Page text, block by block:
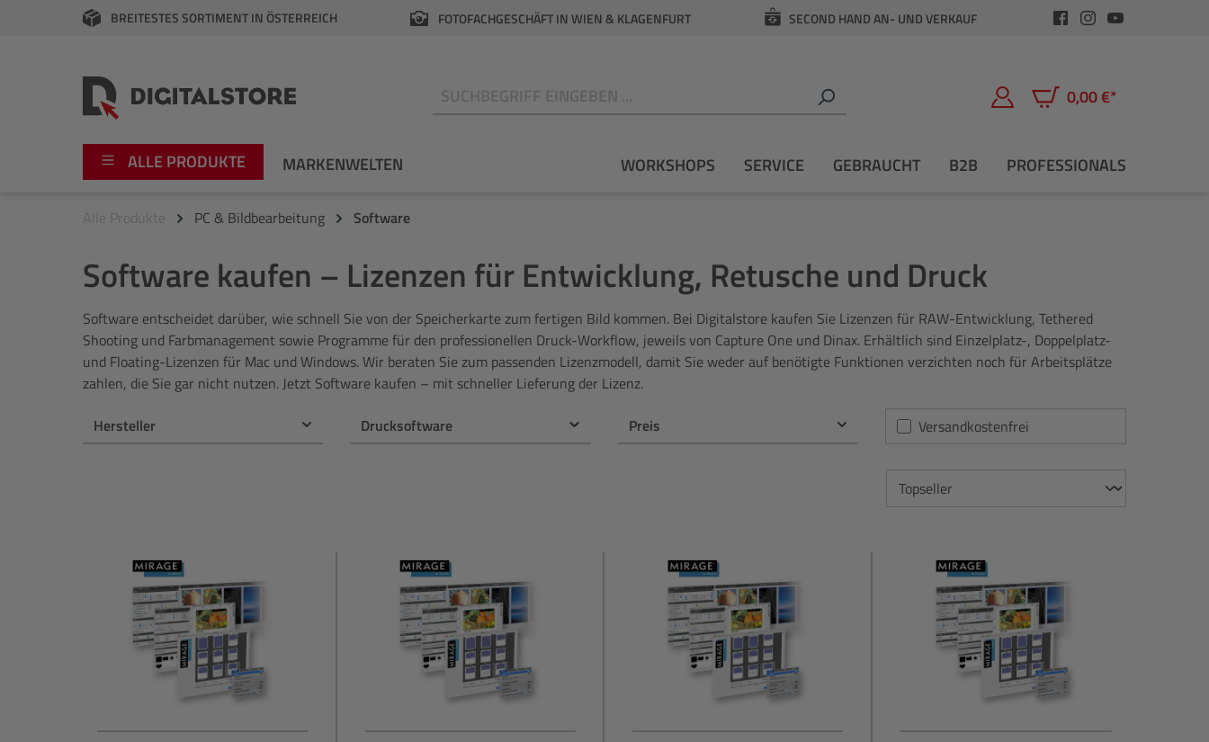
Zur Hauptnavigation springen
BREITESTES SORTIMENT IN ÖSTERREICH FOTOFACHGESCHÄFT IN WIEN & KLAGENFURT SECOND HAND AN- UND VERKAUF
0,00 €*
Warenkorb enthält 0
ALLE PRODUKTE MARKENWELTEN
Video
Audio
Apple
PC & Bildbearbeitung
Gutschein
Fujifilm
Leica Boutique
Nikon
NiSi
Polaroid
Profoto
WORKSHOPS SERVICE GEBRAUCHT B2B PROFESSIONALS
Alle Produkte PC & Bildbearbeitung Software
Software kaufen – Lizenzen für Entwicklung, Retusche und Druck
Software entscheidet darüber, wie schnell Sie von der Speicherkarte zum fertigen Bild kommen. Bei Digitalstore kaufen Sie Lizenzen für RAW-Entwicklung, Tethered
Shooting und Farbmanagement sowie Programme für den professionellen Druck-Workflow, jeweils von Capture One und Dinax. Erhältlich sind Einzelplatz-, Doppelplatz-
und Floating-Lizenzen für Mac und Windows. Wir beraten Sie zum passenden Lizenzmodell, damit Sie weder auf benötigte Funktionen verzichten noch für Arbeitsplätze
zahlen, die Sie gar nicht nutzen. Jetzt Software kaufen – mit schneller Lieferung der Lizenz.
Hersteller
Drucksoftware Preis Filter hinzufügen: Versandkostenfrei
Versandkostenfrei